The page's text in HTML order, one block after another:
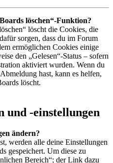
löschen“-Funktion?
löscht die Cookies, die
sorgen, dass du im Forum
ermöglichen Cookies einige
den „Gelesen“-Status – sofern
aktiviert wurden. Wenn du
hast, kann es helfen,
löscht.
und -einstellungen
ändern?
werden alle deine Einstellungen
gespeichert. Um diese zu
Bereich“; der Link dazu